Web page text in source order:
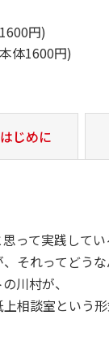
円)
体1600円)
はじめに
って実践して
それってどうな
川村が、
相談室という